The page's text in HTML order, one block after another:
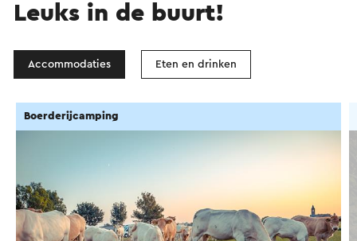
Leuks in de buurt!
Accommodaties Eten en drinken
Boerderijcamping